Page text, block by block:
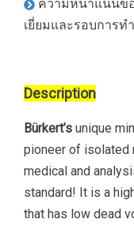
ความหนาแน่นข
เยี่ยมและรอบการท
Description
Bürkert’s unique
pioneer of isolated
medical and
standard! It is a
that has low dead